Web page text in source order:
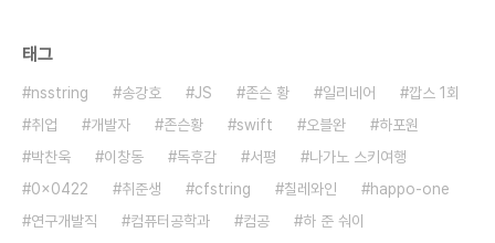
태그
nsstring 송강호 JS 존슨 황 일리네어
깝스 1회
취업
개발자 존슨황 swift 오블완
하포원
박찬욱
이창동 독후감 서평
나가노 스키여행
0x0422
취준생 cfstring 칠레와인
happo-one
연구개발직
컴퓨터공학과 컴공
하 준 숴이